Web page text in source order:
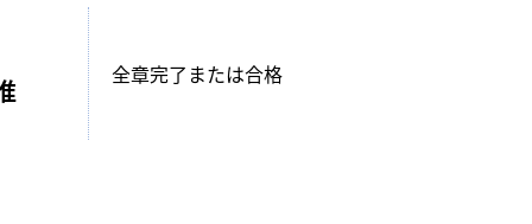
全章完了または合格